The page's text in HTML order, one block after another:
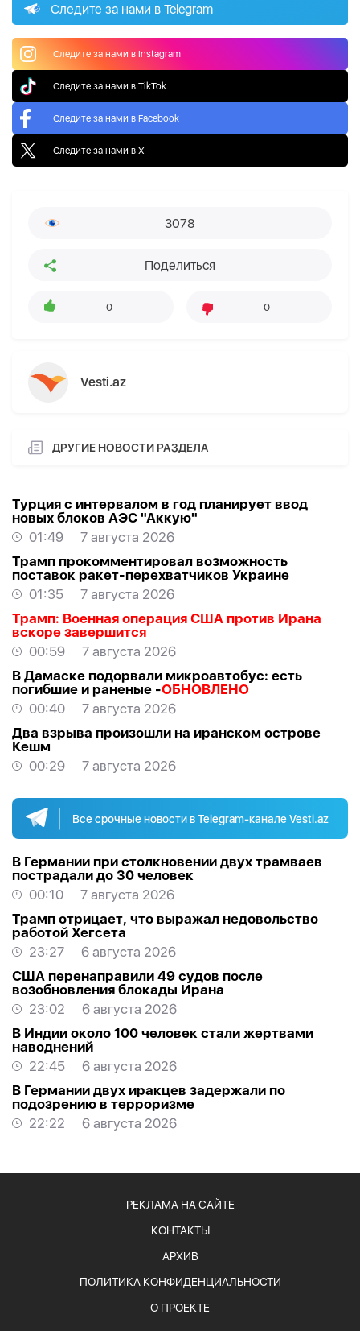
Следите за нами в Telegram
Следите за нами в Instagram
Следите за нами в TikTok
Следите за нами в Facebook
Следите за нами в X
3078
Поделиться
0 0
Vesti.az
ДРУГИЕ НОВОСТИ РАЗДЕЛА
Турция с интервалом в год планирует ввод
новых блоков АЭС "Аккую"
01:49
7 августа 2026
Трамп прокомментировал возможность
поставок ракет-перехватчиков Украине
01:35
7 августа 2026
Трамп: Военная операция США против Ирана
вскоре завершится
00:59
7 августа 2026
В Дамаске подорвали микроавтобус: есть
погибшие и раненые -ОБНОВЛЕНО
00:40
7 августа 2026
Два взрыва произошли на иранском острове
Кешм
00:29
7 августа 2026
Все срочные новости в Telegram-канале Vesti.az
В Германии при столкновении двух трамваев
пострадали до 30 человек
00:10
7 августа 2026
Трамп отрицает, что выражал недовольство
работой Хегсета
23:27
6 августа 2026
США перенаправили 49 судов после
возобновления блокады Ирана
23:02
6 августа 2026
В Индии около 100 человек стали жертвами
наводнений
22:45
6 августа 2026
В Германии двух иракцев задержали по
подозрению в терроризме
22:22
6 августа 2026
РЕКЛАМА НА САЙТЕ
КОНТАКТЫ
АРХИВ
ПОЛИТИКА КОНФИДЕНЦИАЛЬНОСТИ
О ПРОЕКТЕ